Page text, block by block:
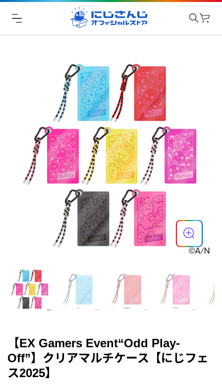
【EX Gamers Event“Odd Play-
Off”】クリアマルチケース【にじフェ
ス2025】